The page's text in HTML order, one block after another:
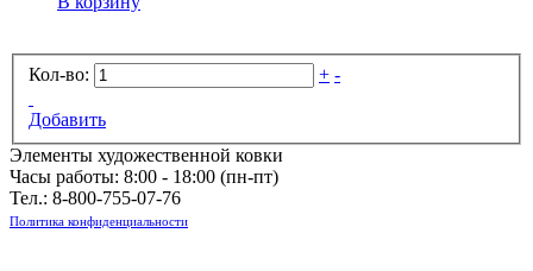
Кол-во: + -
Добавить
Элементы художественной ковки
Часы работы: 8:00 - 18:00 (пн-пт)
Тел.: 8-800-755-07-76
Политика конфиденциальности